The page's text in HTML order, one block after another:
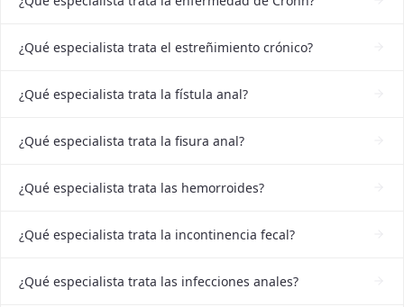
¿Qué especialista trata el estreñimiento crónico?
¿Qué especialista trata la fístula anal?
¿Qué especialista trata la fisura anal?
¿Qué especialista trata las hemorroides?
¿Qué especialista trata la incontinencia fecal?
¿Qué especialista trata las infecciones anales?